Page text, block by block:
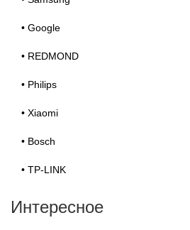
• Google
• REDMOND
• Philips
• Xiaomi
• Bosch
• TP-LINK
Интересное